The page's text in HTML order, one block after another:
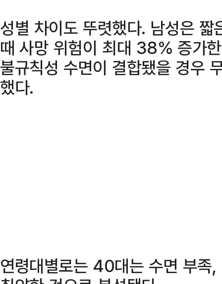
성별 차이도 뚜렷했다. 남성은
때 사망 위험이 최대 38% 증가
불규칙성 수면이 결합됐을 경우
했다.
연령대별로는 40대는 수면 부